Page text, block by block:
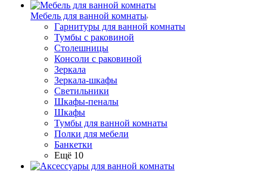
Мебель для ванной комнаты
Гарнитуры для ванной комнаты
Тумбы с раковиной
Столешницы
Консоли с раковиной
Зеркала
Зеркала-шкафы
Светильники
Шкафы-пеналы
Шкафы
Тумбы для ванной комнаты
Полки для мебели
Банкетки
Ещё 10